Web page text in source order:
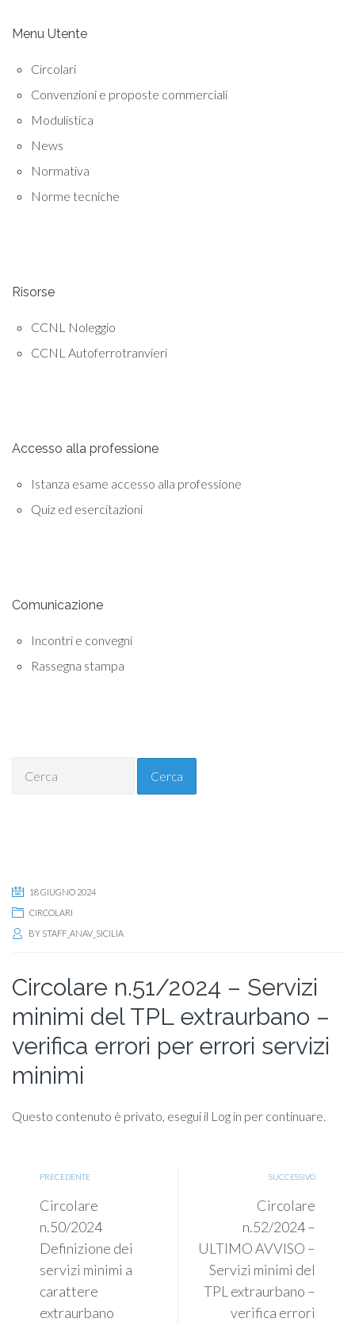
Menu Utente
Circolari
Convenzioni e proposte commerciali
Modulistica
News
Normativa
Norme tecniche
Risorse
CCNL Noleggio
CCNL Autoferrotranvieri
Accesso alla professione
Istanza esame accesso alla professione
Quiz ed esercitazioni
Comunicazione
Incontri e convegni
Rassegna stampa
Cerca
18 GIUGNO 2024
CIRCOLARI
BY STAFF_ANAV_SICILIA
Circolare n.51/2024 – Servizi
minimi del TPL extraurbano –
verifica errori per errori servizi
minimi
Questo contenuto è privato, esegui il Log in per continuare.
PRECEDENTE
Circolare
n.50/2024
Definizione dei
servizi minimi a
carattere
extraurbano
SUCCESSIVO
Circolare
n.52/2024 –
ULTIMO AVVISO –
Servizi minimi del
TPL extraurbano –
verifica errori